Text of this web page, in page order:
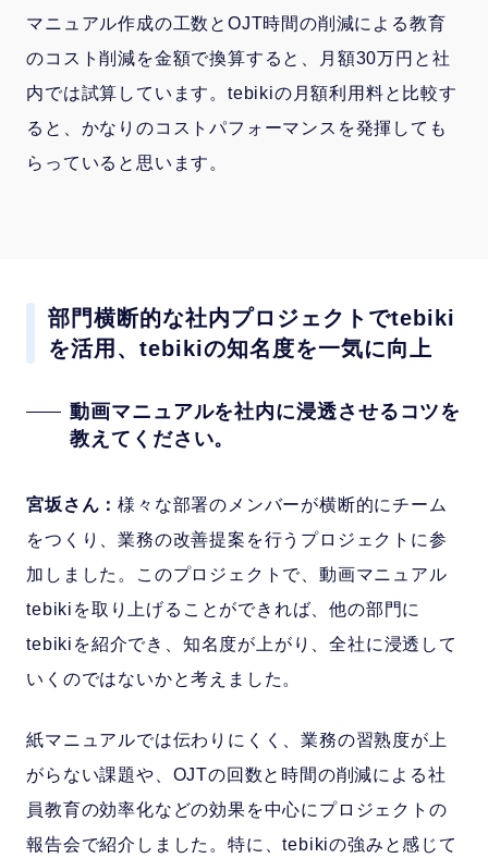
マニュアル作成の工数とOJT時間の削減による教育
のコスト削減を金額で換算すると、月額30万円と社
内では試算しています。tebikiの月額利用料と比較す
ると、かなりのコストパフォーマンスを発揮しても
らっていると思います。
部門横断的な社内プロジェクトでtebiki
を活用、tebikiの知名度を一気に向上
動画マニュアルを社内に浸透させるコツを
教えてください。
宮坂さん：様々な部署のメンバーが横断的にチーム
をつくり、業務の改善提案を行うプロジェクトに参
加しました。このプロジェクトで、動画マニュアル
tebikiを取り上げることができれば、他の部門に
tebikiを紹介でき、知名度が上がり、全社に浸透して
いくのではないかと考えました。
紙マニュアルでは伝わりにくく、業務の習熟度が上
がらない課題や、OJTの回数と時間の削減による社
員教育の効率化などの効果を中心にプロジェクトの
報告会で紹介しました。特に、tebikiの強みと感じて